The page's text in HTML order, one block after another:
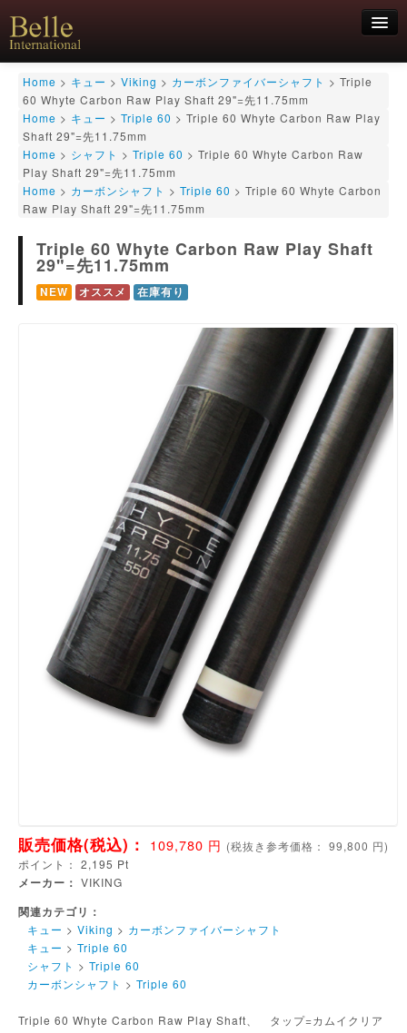
新規会員登録
ログイン
HOME
キュー
キュー用途別
シャフト
アクセサリー
特価商品
お気軽にお問合せくださいませ！
Home > キュー > Viking > カーボンファイバーシャフト > Triple
60 Whyte Carbon Raw Play Shaft 29"=先11.75mm
Home > キュー > Triple 60 > Triple 60 Whyte Carbon Raw Play
Shaft 29"=先11.75mm
Home > シャフト > Triple 60 > Triple 60 Whyte Carbon Raw
Play Shaft 29"=先11.75mm
Home > カーボンシャフト > Triple 60 > Triple 60 Whyte Carbon
Raw Play Shaft 29"=先11.75mm
Triple 60 Whyte Carbon Raw Play Shaft
29"=先11.75mm
NEW オススメ 在庫有り
販売価格(税込)： 109,780 円 (税抜き参考価格： 99,800 円)
ポイント： 2,195 Pt
メーカー： VIKING
関連カテゴリ：
キュー > Viking > カーボンファイバーシャフト
キュー > Triple 60
シャフト > Triple 60
カーボンシャフト > Triple 60
Triple 60 Whyte Carbon Raw Play Shaft、 タップ=カムイクリア